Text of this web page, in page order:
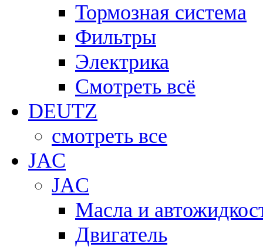
Тормозная система
Фильтры
Электрика
Смотреть всё
DEUTZ
смотреть все
JAC
JAC
Масла и
Двигатель